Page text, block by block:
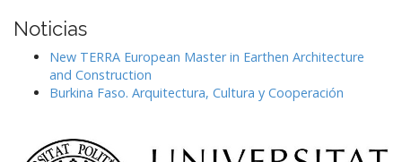
Noticias
New TERRA European Master in Earthen Architecture
and Construction
Burkina Faso. Arquitectura, Cultura y Cooperación